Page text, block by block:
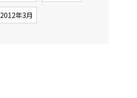
2012年3月